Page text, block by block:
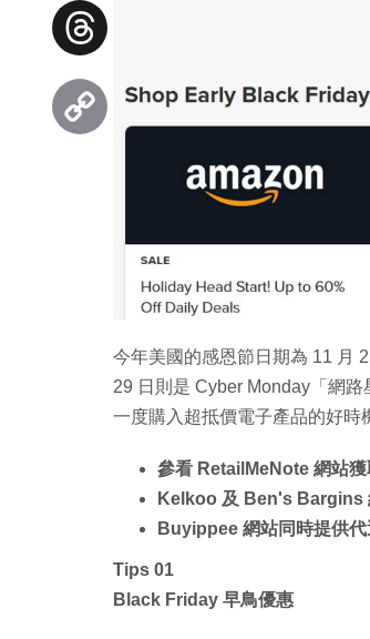
今年美國的感恩節日期為 11 月
29 日則是 Cyber Monday「網
一度購入超抵價電子產品的好時
參看 RetailMeNote 網站
Kelkoo 及 Ben's Bargins
Buyippee 網站同時提供
Tips 01
Black Friday 早鳥優惠
Facebook
Threads